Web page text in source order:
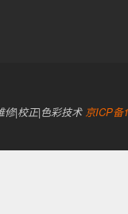
修|校正|色彩技术 京ICP备